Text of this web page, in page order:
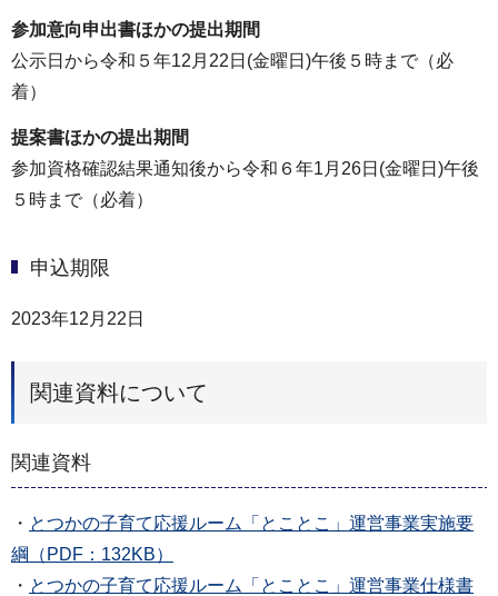
参加意向申出書ほかの提出期間
公示日から令和５年12月22日(金曜日)午後５時まで（必
着）
提案書ほかの提出期間
参加資格確認結果通知後から令和６年1月26日(金曜日)午後
５時まで（必着）
申込期限
2023年12月22日
関連資料について
関連資料
・ とつかの子育て応援ルーム「とことこ」運営事業実施要
綱（PDF：132KB）
・ とつかの子育て応援ルーム「とことこ」運営事業仕様書